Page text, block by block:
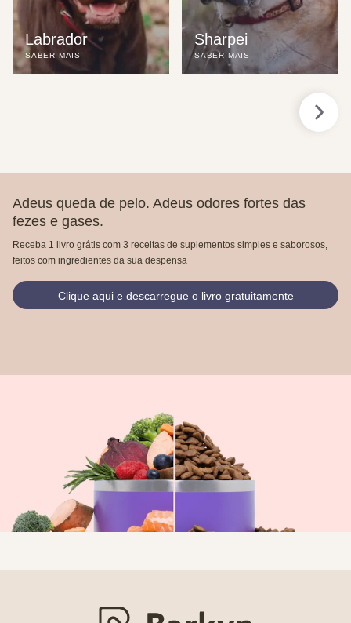
Labrador
SABER MAIS
Sharpei
SABER MAIS
Adeus queda de pelo. Adeus odores fortes das
fezes e gases.
Receba 1 livro grátis com 3 receitas de suplementos simples e saborosos,
feitos com ingredientes da sua despensa
Clique aqui e descarregue o livro gratuitamente